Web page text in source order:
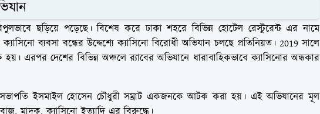
ছড়িয়ে পড়েছে। বিশেষ করে ঢাকা শহরে বিভিন্ন হোটেল রেস্টুরেন্ট এর নামে
ব্যবসা বন্ধের উদ্দেশ্যে ক্যাসিনো বিরোধী অভিযান চলছে প্রতিনিয়ত। 2019 সালে
এরপর দেশের বিভিন্ন অঞ্চলে র‍্যাবের অভিযানে ধারাবাহিকভাবে ক্যাসিনোর অন্ধকার
সভাপতি ইসমাইল হোসেন চৌধুরী সম্রাট একজনকে আটক করা হয়। এই অভিযানের মূল